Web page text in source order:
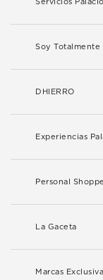
Servicios Palacio
Soy Totalmente
DHIERRO
Experiencias
Personal
La Gaceta
Marcas